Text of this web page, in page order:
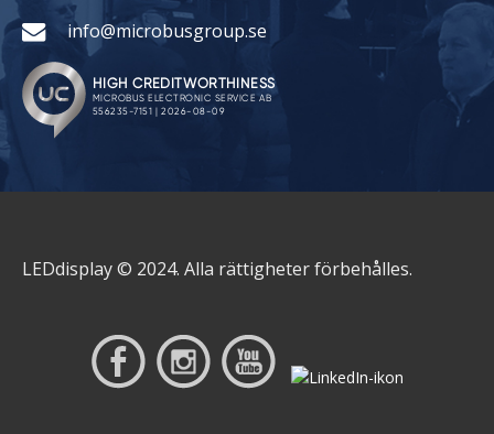
info@microbusgroup.se
LEDdisplay © 2024. Alla rättigheter förbehålles.